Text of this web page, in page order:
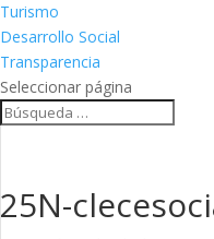
Turismo
Desarrollo Social
Transparencia
Seleccionar página
25N-